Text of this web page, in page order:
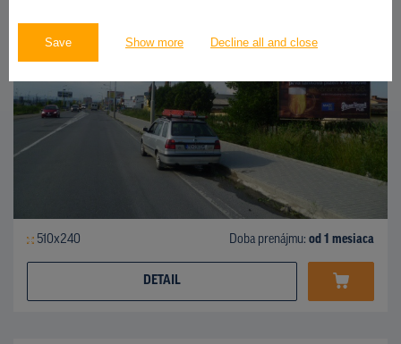
Save Show more Decline all and close
510x240 Doba prenájmu: od 1 mesiaca
DETAIL